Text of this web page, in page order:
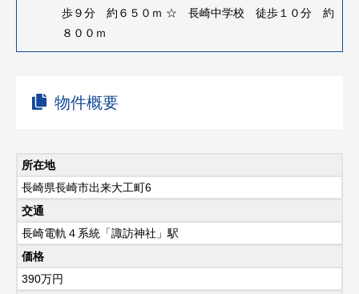
歩９分 約６５０ｍ ☆ 長崎中学校 徒歩１０分 約
８００ｍ
物件概要
所在地
長崎県長崎市出来大工町6
交通
長崎電軌４系統「諏訪神社」駅
価格
390万円